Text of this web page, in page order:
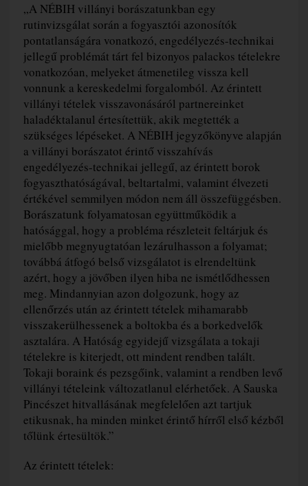
„A NÉBIH villányi borászatunkban egy
rutinvizsgálat során a fogyasztói azonosítók
pontatlanságára vonatkozó, engedélyezés-technikai
jellegű problémát tárt fel bizonyos palackos tételekre
vonatkozóan, melyeket átmenetileg vissza kell
vonnunk a kereskedelmi forgalomból. Az érintett
villányi tételek visszavonásáról partnereinket
haladéktalanul értesítettük, akik megtették a
szükséges lépéseket. A NÉBIH jegyzőkönyve alapján
a villányi borászatot érintő visszahívás
engedélyezés-technikai jellegű, az érintett borok
fogyaszthatóságával, beltartalmi, valamint élvezeti
értékével semmilyen módon nem áll összefüggésben.
Borászatunk folyamatosan együttműködik a
hatósággal, hogy a probléma részleteit feltárjuk és
mielőbb megnyugtatóan lezárulhasson a folyamat;
továbbá átfogó belső vizsgálatot is elrendeltünk
azért, hogy a jövőben ilyen hiba ne ismétlődhessen
meg. Mindannyian azon dolgozunk, hogy az
ellenőrzés után az érintett tételek mihamarabb
visszakerülhessenek a boltokba és a borkedvelők
asztalára. A Hatóság egyidejű vizsgálata a tokaji
tételekre is kiterjedt, ott mindent rendben talált.
Tokaji boraink és pezsgőink, valamint a rendben levő
villányi tételeink változatlanul elérhetőek. A Sauska
Pincészet hitvallásának megfelelően azt tartjuk
etikusnak, ha minden minket érintő hírről első kézből
tőlünk értesültök.”
Az érintett tételek: